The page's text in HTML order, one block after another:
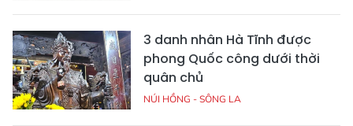
3 danh nhân Hà Tĩnh được
phong Quốc công dưới thời
quân chủ
NÚI HỒNG - SÔNG LA